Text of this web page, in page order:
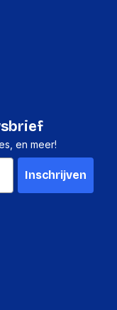
en meer!
Inschrijven